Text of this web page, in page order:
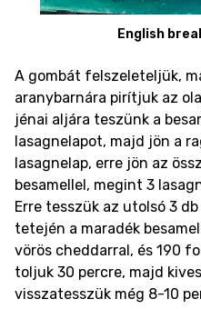
English
A gombát felszeleteljük,
aranybarnára pirítjuk az
jénai aljára teszünk a
lasagnelapot, majd jön a
lasagnelap, erre jön az
besamellel, megint 3
Erre tesszük az utolsó 3
tetején a maradék
vörös cheddarral, és 190
toljuk 30 percre, majd
visszatesszük még 8-10